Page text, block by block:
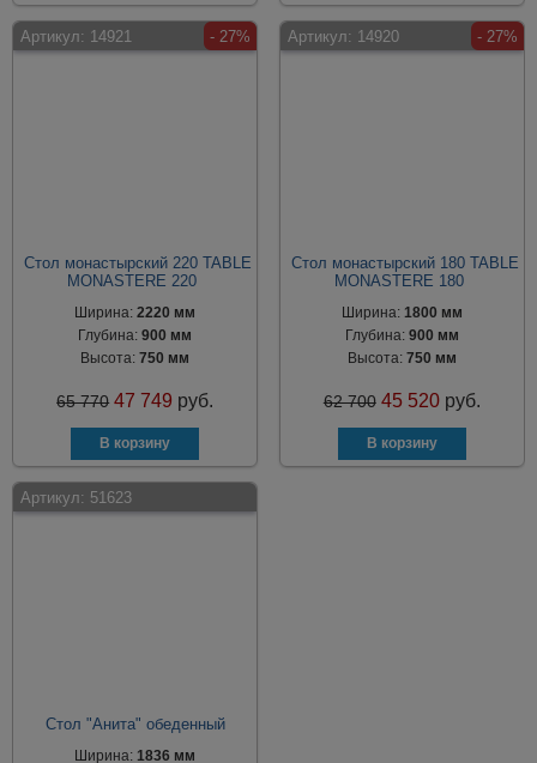
Артикул: 14921 - 27%
Стол монастырский 220 TABLE
MONASTERE 220
Ширина:2220 мм
Глубина:900 мм
Высота:750 мм
65 770 47 749 руб.
Артикул: 14920 - 27%
Стол монастырский 180 TABLE
MONASTERE 180
Ширина: 1800 мм
Глубина: 900 мм
Высота: 750 мм
62 700 45 520 руб.
Артикул: 51623
Стол "Анита" обеденный
Ширина:1836 мм